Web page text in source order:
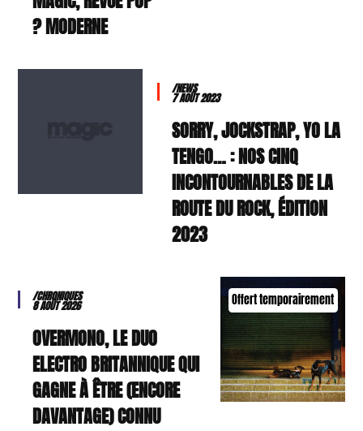
MODERNE ?
/NEWS
7 AOÛT 2023
SORRY, JOCKSTRAP, YO LA
TENGO… : NOS CINQ
INCONTOURNABLES DE LA
ROUTE DU ROCK, ÉDITION
2023
Offert temporairement
/CHRONIQUES
8 AOÛT 2026
OVERMONO, LE DUO
ELECTRO BRITANNIQUE QUI
GAGNE À ÊTRE (ENCORE
DAVANTAGE) CONNU